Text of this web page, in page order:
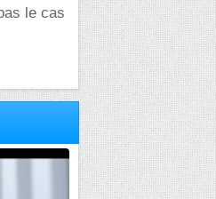
le cas